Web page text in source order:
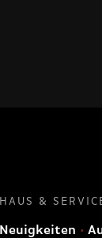
HAUS &
Neuigkeiten